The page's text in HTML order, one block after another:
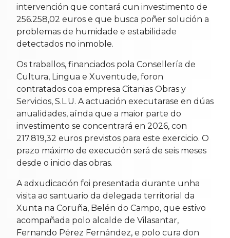
intervención que contará cun investimento de
256.258,02 euros e que busca poñer solución a
problemas de humidade e estabilidade
detectados no inmoble.
Os traballos, financiados pola Consellería de
Cultura, Lingua e Xuventude, foron
contratados coa empresa Citanias Obras y
Servicios, S.L.U. A actuación executarase en dúas
anualidades, aínda que a maior parte do
investimento se concentrará en 2026, con
217.819,32 euros previstos para este exercicio. O
prazo máximo de execución será de seis meses
desde o inicio das obras.
A adxudicación foi presentada durante unha
visita ao santuario da delegada territorial da
Xunta na Coruña, Belén do Campo, que estivo
acompañada polo alcalde de Vilasantar,
Fernando Pérez Fernández, e polo cura don